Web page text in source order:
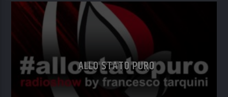
ALLO STATO PURO